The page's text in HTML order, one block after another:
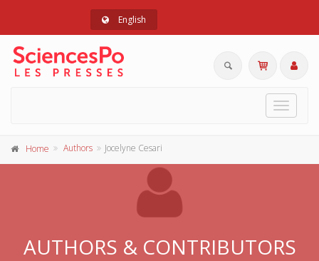
English
Toggle
Home Authors Jocelyne Cesari
AUTHORS & CONTRIBUTORS